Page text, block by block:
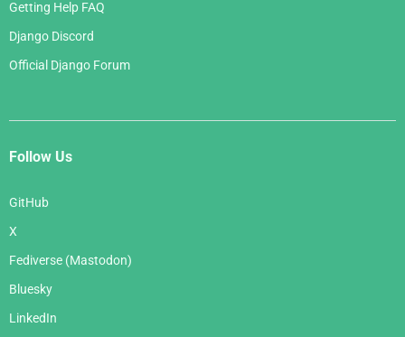
Getting Help FAQ
Django Discord
Official Django Forum
Follow Us
GitHub
X
Fediverse (Mastodon)
Bluesky
LinkedIn